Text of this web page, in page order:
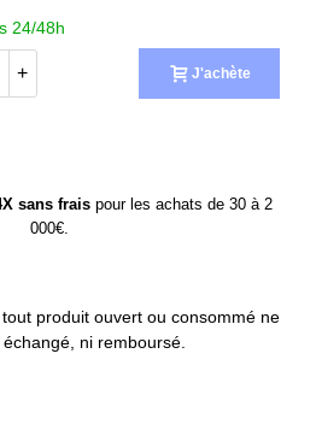
24/48h
+ J'achète
sans fraispour les achats de 30 à 2
000€.
produit ouvert ou consommé ne
ni remboursé.